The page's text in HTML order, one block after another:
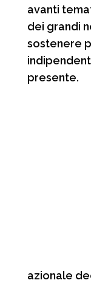
avanti
dei grandi
sostenere
presente.
azionale